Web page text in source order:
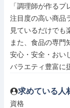
「調理師が作るプ
注目度の高い商品
見ているだけでも
また、食品の専門
安心・安全・おい
バラエティ豊富に
求めている人
資格